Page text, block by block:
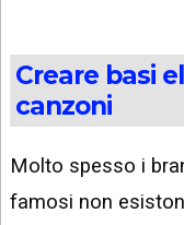
Creare basi
canzoni
Molto spesso i
famosi non